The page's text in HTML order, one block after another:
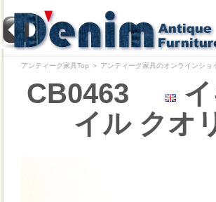
アンティーク家具Top ＞ アンティーク家具のオンラインショ
CB0463
イ
イル クオ